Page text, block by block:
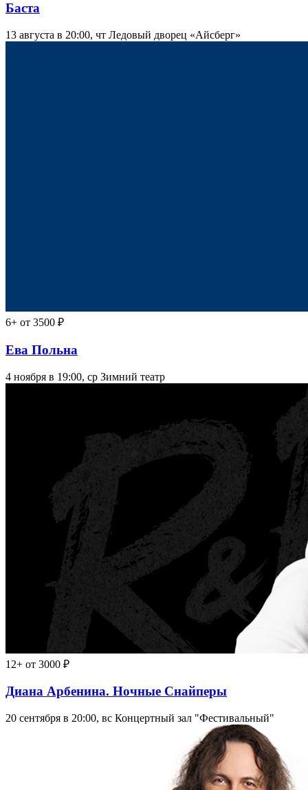
Баста
13 августа в 20:00, чт Ледовый дворец «Айсберг»
6+ от 3500 ₽
Ева Польна
4 ноября в 19:00, ср Зимний театр
12+ от 3000 ₽
Диана Арбенина. Ночные Снайперы
20 сентября в 20:00, вс Концертный зал "Фестивальный"